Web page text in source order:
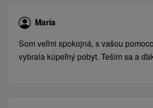
Maria
Som veľmi spokojná, s vašou
vybrala kúpeľný pobyt. Teším sa a